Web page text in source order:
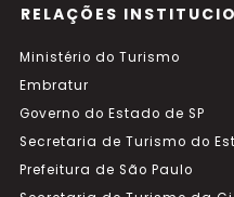
RELAÇÕES
Ministério do Turismo
Embratur
Governo do Estado de SP
Secretaria de Turismo do
Prefeitura de São Paulo